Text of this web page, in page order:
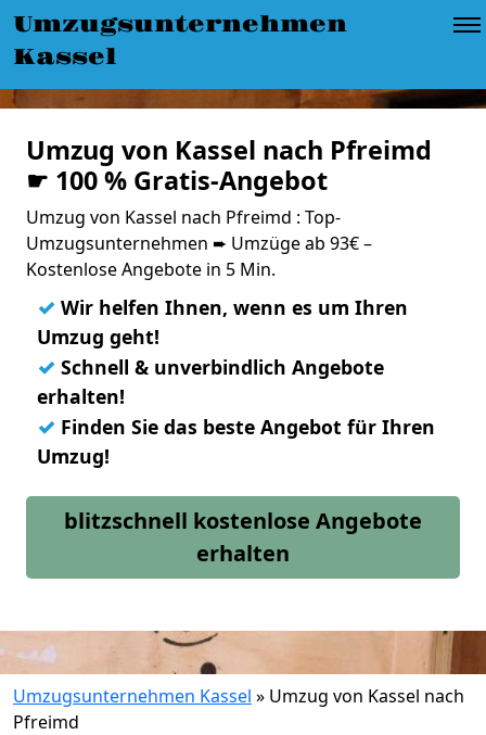
Umzugsunternehmen
Kassel
Umzug von Kassel nach Pfreimd
☛ 100 % Gratis-Angebot
Umzug von Kassel nach Pfreimd : Top-
Umzugsunternehmen ➨ Umzüge ab 93€ –
Kostenlose Angebote in 5 Min.
✓ Wir helfen Ihnen, wenn es um Ihren
Umzug geht!
✓ Schnell & unverbindlich Angebote
erhalten!
✓ Finden Sie das beste Angebot für Ihren
Umzug!
blitzschnell kostenlose Angebote
erhalten
Umzugsunternehmen Kassel » Umzug von Kassel nach
Pfreimd